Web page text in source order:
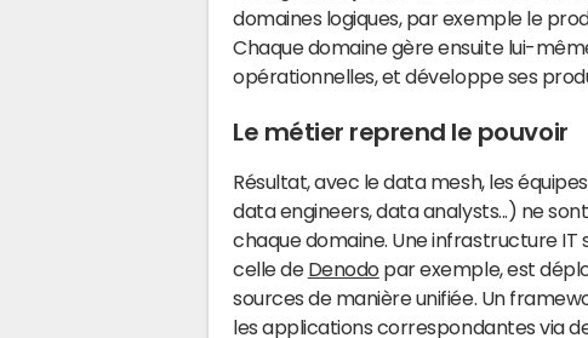
domaines logiques, par exemple le
Chaque domaine gère ensuite lui-
opérationnelles, et développe ses
Le métier reprend le pouvoir
Résultat, avec le data mesh, les
data engineers, data analysts...) ne
chaque domaine. Une infrastructure IT
celle de Denodo par exemple, est
sources de manière unifiée. Un
les applications correspondantes via